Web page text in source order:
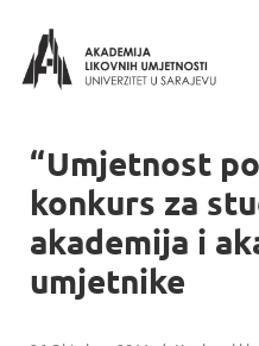
“Umjetnost
konkurs za
akademija i
umjetnike